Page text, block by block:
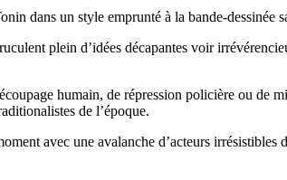
dans un style emprunté à la bande-dessinée
plein d’idées décapantes voir
humain, de répression policière ou
de l’époque.
avec une avalanche d’acteurs irrésistibles